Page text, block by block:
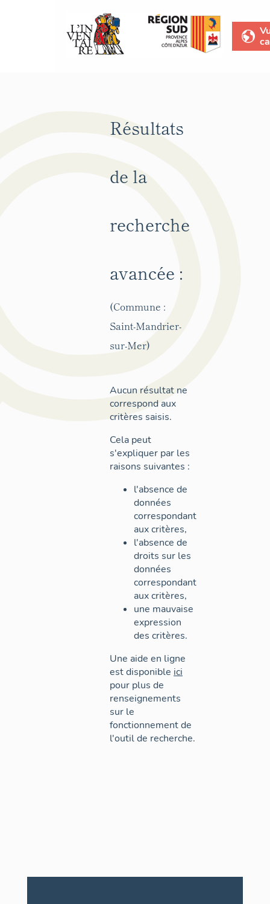
Résultats
de la
recherche
avancée :
(Commune :
Saint-Mandrier-
sur-Mer)
Aucun résultat ne
correspond aux
critères saisis.
Cela peut
s'expliquer par les
raisons suivantes :
l'absence de
données
correspondant
aux critères,
l'absence de
droits sur les
données
correspondant
aux critères,
une mauvaise
expression
des critères.
Une aide en ligne
est disponible ici
pour plus de
renseignements
sur le
fonctionnement de
l'outil de recherche.